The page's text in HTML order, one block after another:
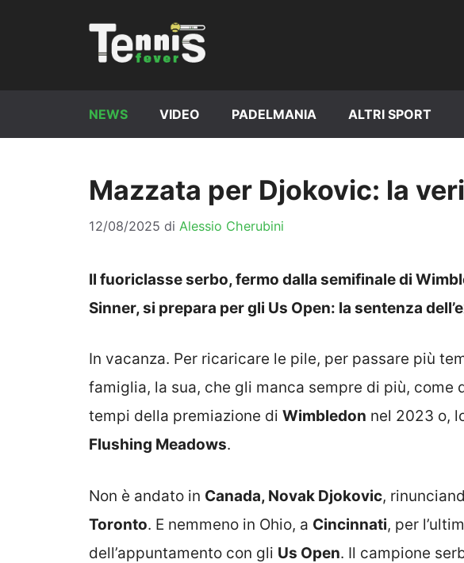
NEWS VIDEO PADELMANIA ALTRI SPORT
Mazzata per Djokovic: la
12/08/2025 di Alessio Cherubini
Il fuoriclasse serbo, fermo dalla semifinale di
Sinner, si prepara per gli Us Open: la sentenza
In vacanza. Per ricaricare le pile, per passare più
famiglia, la sua, che gli manca sempre di più, come
tempi della premiazione di Wimbledon nel 2023 o,
Flushing Meadows.
Non è andato in Canada, Novak Djokovic,
Toronto. E nemmeno in Ohio, a Cincinnati, per
dell’appuntamento con gli Us Open. Il campione